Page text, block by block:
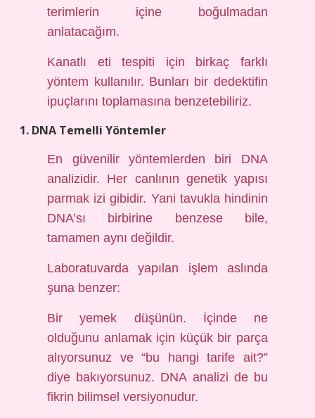
terimlerin içine boğulmadan
anlatacağım.
Kanatlı eti tespiti için birkaç farklı
yöntem kullanılır. Bunları bir dedektifin
ipuçlarını toplamasına benzetebiliriz.
1. DNA Temelli Yöntemler
En güvenilir yöntemlerden biri DNA
analizidir. Her canlının genetik yapısı
parmak izi gibidir. Yani tavukla hindinin
DNA’sı birbirine benzese bile,
tamamen aynı değildir.
Laboratuvarda yapılan işlem aslında
şuna benzer:
Bir yemek düşünün. İçinde ne
olduğunu anlamak için küçük bir parça
alıyorsunuz ve “bu hangi tarife ait?”
diye bakıyorsunuz. DNA analizi de bu
fikrin bilimsel versiyonudur.